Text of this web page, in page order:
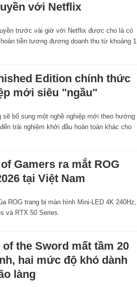
với Netflix
trước vài giờ với Netflix được cho là có
tiền tương đương doanh thu từ khoảng 1
Edition chính thức
mới siêu "ngầu"
sẽ bổ sung một nghề nghiệp mới theo hướng
trải nghiệm khởi đầu hoàn toàn khác cho
Gamers ra mắt ROG
tại Việt Nam
ROG trang bị màn hình Mini-LED 4K 240Hz,
và RTX 50 Series.
the Sword mất tầm 20
hai mức độ khó dành
làng